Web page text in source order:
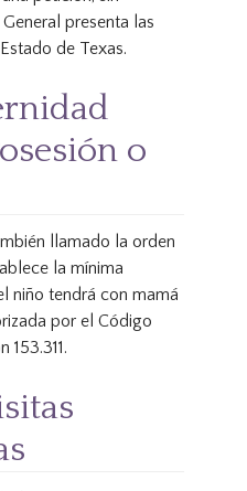
presenta las
de Texas.
o
llamado la orden
la mínima
niño tendrá con mamá
por el Código
153.311.